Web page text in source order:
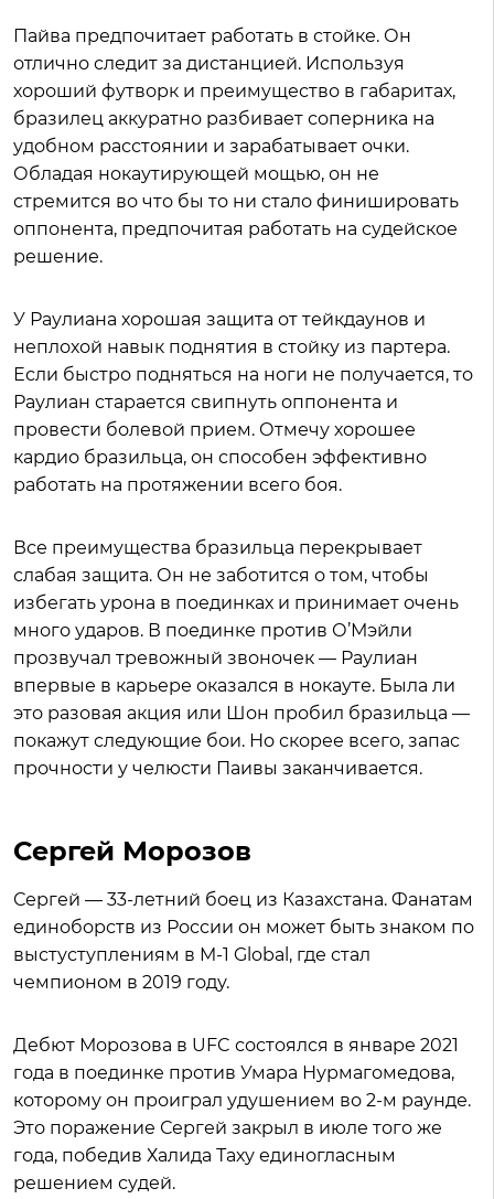
Пайва предпочитает работать в стойке. Он
отлично следит за дистанцией. Используя
хороший футворк и преимущество в габаритах,
бразилец аккуратно разбивает соперника на
удобном расстоянии и зарабатывает очки.
Обладая нокаутирующей мощью, он не
стремится во что бы то ни стало финишировать
оппонента, предпочитая работать на судейское
решение.
У Раулиана хорошая защита от тейкдаунов и
неплохой навык поднятия в стойку из партера.
Если быстро подняться на ноги не получается, то
Раулиан старается свипнуть оппонента и
провести болевой прием. Отмечу хорошее
кардио бразильца, он способен эффективно
работать на протяжении всего боя.
Все преимущества бразильца перекрывает
слабая защита. Он не заботится о том, чтобы
избегать урона в поединках и принимает очень
много ударов. В поединке против О’Мэйли
прозвучал тревожный звоночек — Раулиан
впервые в карьере оказался в нокауте. Была ли
это разовая акция или Шон пробил бразильца —
покажут следующие бои. Но скорее всего, запас
прочности у челюсти Паивы заканчивается.
Сергей Морозов
Сергей — 33-летний боец из Казахстана. Фанатам
единоборств из России он может быть знаком по
выстуступлениям в M-1 Global, где стал
чемпионом в 2019 году.
Дебют Морозова в UFC состоялся в январе 2021
года в поединке против Умара Нурмагомедова,
которому он проиграл удушением во 2-м раунде.
Это поражение Сергей закрыл в июле того же
года, победив Халида Таху единогласным
решением судей.